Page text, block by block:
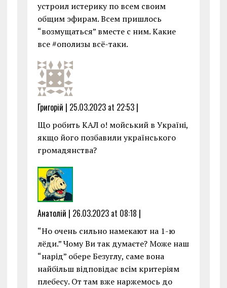
устроил истерику по всем своим
общим эфирам. Всем пришлось
“возмущаться” вместе с ним. Какие
все #ополизы всё-таки.
Григорій | 25.03.2023 at 22:53|
Що робить КАЛ о! мойський в Україні,
якщо його позбавили українського
громадянства?
Анатолій | 26.03.2023 at 08:18 |
“Но очень сильно намекают на 1-ю
лёди.” Чому Ви так думаєте? Може наш
“нарід” обере Безуглу, саме вона
найбільш відповідає всім критеріям
плебесу. От там вже наржемось до